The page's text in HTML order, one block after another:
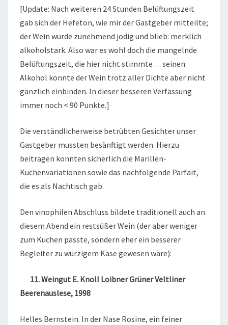
[Update: Nach weiteren 24 Stunden Belüftungszeit
gab sich der Hefeton, wie mir der Gastgeber mitteilte;
der Wein wurde zunehmend jodig und blieb: merklich
alkoholstark. Also war es wohl doch die mangelnde
Belüftungszeit, die hier nicht stimmte… seinen
Alkohol konnte der Wein trotz aller Dichte aber nicht
gänzlich einbinden. In dieser besseren Verfassung
immer noch < 90 Punkte.]
Die verständlicherweise betrübten Gesichter unser
Gastgeber mussten besänftigt werden. Hierzu
beitragen konnten sicherlich die Marillen-
Kuchenvariationen sowie das nachfolgende Parfait,
die es als Nachtisch gab.
Den vinophilen Abschluss bildete traditionell auch an
diesem Abend ein restsüßer Wein (der aber weniger
zum Kuchen passte, sondern eher ein besserer
Begleiter zu würzigem Käse gewesen wäre):
11. Weingut E. Knoll Loibner Grüner Veltliner
Beerenauslese, 1998
Helles Bernstein. In der Nase Rosine, ein feiner